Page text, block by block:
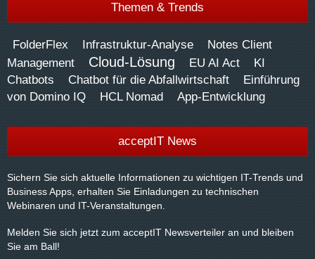
Themen & Trends
FolderFlex Infrastruktur-Analyse
Notes Client
Management
Cloud-Lösung EU AI Act
KI
Chatbots
Chatbot für die Abfallwirtschaft
Einführung
von Domino IQ
HCL Nomad App-Entwicklung
acceptIT News
Sichern Sie sich aktuelle Informationen zu wichtigen IT-Trends und
Business Apps, erhalten Sie Einladungen zu technischen
Webinaren und IT-Veranstaltungen.
Melden Sie sich jetzt zum acceptIT Newsverteiler an und bleiben
Sie am Ball!